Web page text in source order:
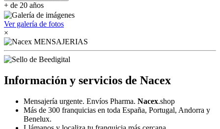
+ de 20 años
Ver galería de fotos
×
Información y servicios de Nacex
Mensajería urgente. Envíos Pharma. Nacex.shop
Más de 300 franquicias en toda España, Portugal, Andorra y
Benelux.